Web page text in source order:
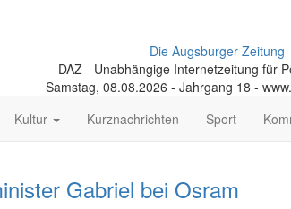
Die Augsburger Zeitung
DAZ - Unabhängige Internetzeitung für
Samstag, 08.08.2026 - Jahrgang 18 -
Kultur Kurznachrichten Sport
Gabriel bei Osram